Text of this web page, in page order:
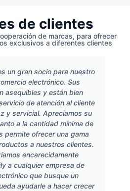
de clientes
de marcas, para ofrecer
exclusivos a diferentes clientes
un gran socio para nuestro
electrónico. Sus
asequibles y están bien
de atención al cliente
y servicial. Apreciamos su
a la cantidad mínima de
permite ofrecer una gama
a nuestros clientes.
encarecidamente
a cualquier empresa de
que busque un
ayudarle a hacer crecer